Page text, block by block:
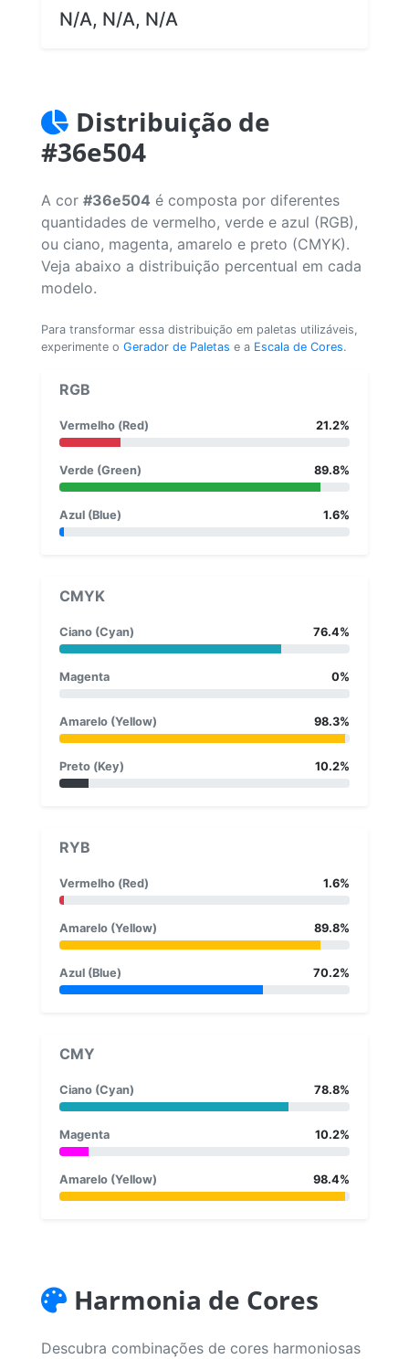
N/A, N/A, N/A
Distribuição de
#36e504
A cor #36e504 é composta por diferentes
quantidades de vermelho, verde e azul (RGB),
ou ciano, magenta, amarelo e preto (CMYK).
Veja abaixo a distribuição percentual em cada
modelo.
Para transformar essa distribuição em paletas utilizáveis,
experimente o Gerador de Paletas e a Escala de Cores.
RGB
Vermelho (Red) 21.2%
Verde (Green) 89.8%
Azul (Blue) 1.6%
CMYK
Ciano (Cyan) 76.4%
Magenta 0%
Amarelo (Yellow) 98.3%
Preto (Key) 10.2%
RYB
Vermelho (Red) 1.6%
Amarelo (Yellow) 89.8%
Azul (Blue) 70.2%
CMY
Ciano (Cyan) 78.8%
Magenta 10.2%
Amarelo (Yellow) 98.4%
Harmonia de Cores
Descubra combinações de cores harmoniosas